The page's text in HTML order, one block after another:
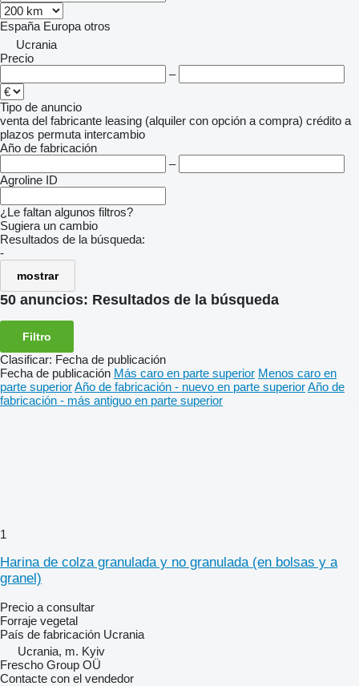
España Europa otros
Ucrania
Precio
–
Tipo de anuncio
venta del fabricante leasing (alquiler con opción a compra) crédito a
plazos permuta intercambio
Año de fabricación
–
Agroline ID
¿Le faltan algunos filtros?
Sugiera un cambio
Resultados de la búsqueda:
-
mostrar
50 anuncios: Resultados de la búsqueda
Filtro
Clasificar: Fecha de publicación
Fecha de publicación Más caro en parte superior Menos caro en
parte superiorAño de fabricación - nuevo en parte superiorAño de
fabricación - más antiguo en parte superior
1
Harina de colza granulada y no granulada (en bolsas y a
granel)
Precio a consultar
Forraje vegetal
País de fabricación Ucrania
Ucrania, m. Kyiv
Frescho Group OÜ
Contacte con el vendedor